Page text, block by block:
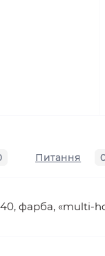
Питання
фарба, «multi-